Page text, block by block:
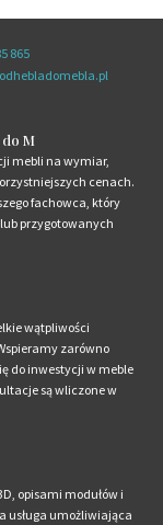
865
M
mebli na wymiar,
cenach.
fachowca, który
przygotowanych
wątpliwości
zarówno
do inwestycji w meble
są wliczone w
opisami modułów i
usługa umożliwiająca